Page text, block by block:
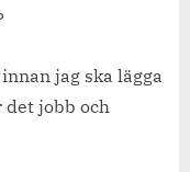
jag ska lägga
jobb och